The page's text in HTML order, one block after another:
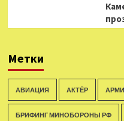
Метки
АВИАЦИЯ АКТЁР
БРИФИНГ МИНОБОРОНЫ РФ